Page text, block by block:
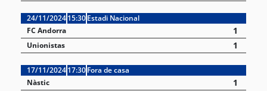
24/11/202415:30Estadi Nacional
FC Andorra
1
Unionistas 1
17/11/202417:30Fora de casa
Nàstic
1